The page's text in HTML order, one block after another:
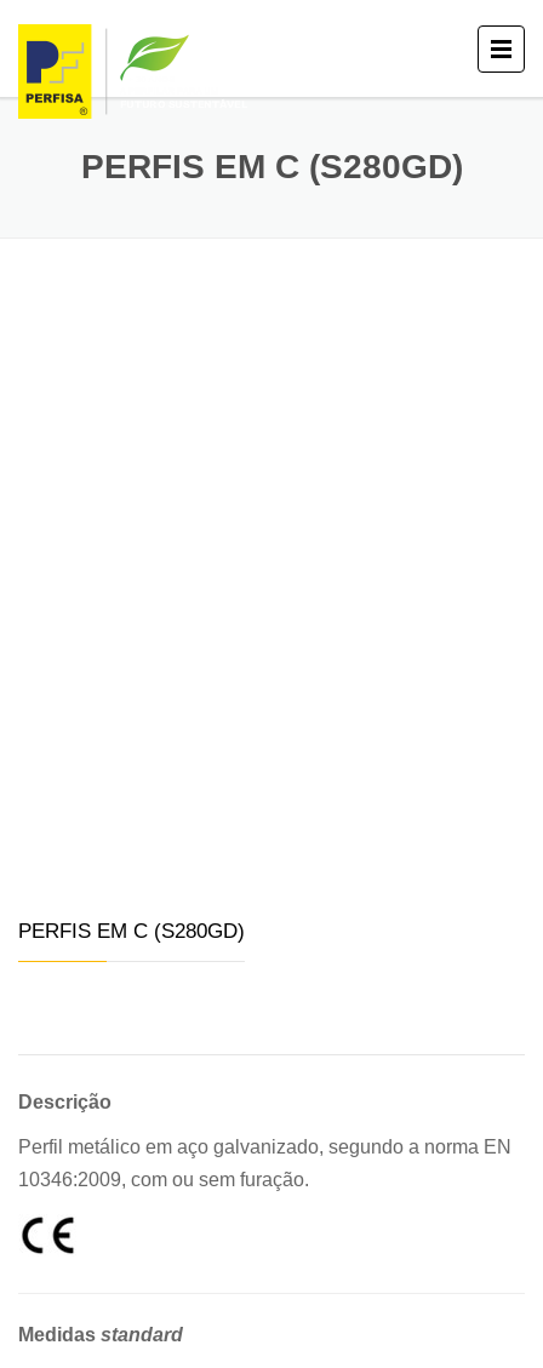
PERFIS EM C (S280GD)
PERFIS EM C (S280GD)
Descrição
Perfil metálico em aço galvanizado, segundo a norma EN
10346:2009, com ou sem furação.
Medidas standard